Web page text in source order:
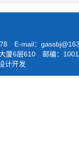
E-mail：
厦6层610 邮编：
计开发